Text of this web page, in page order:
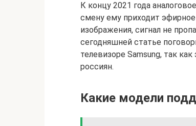
К концу 2021 года
смену ему приходит
изображения, сигнал не
сегодняшней статье
телевизоре Samsung, так
россиян.
Какие модели